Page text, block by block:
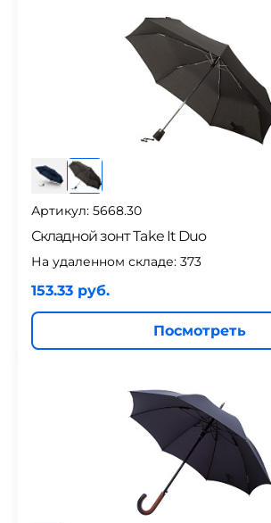
Артикул: 5668.30
Складной зонт Take It Duo
На удаленном складе: 373
153.33 руб.
Посмотреть